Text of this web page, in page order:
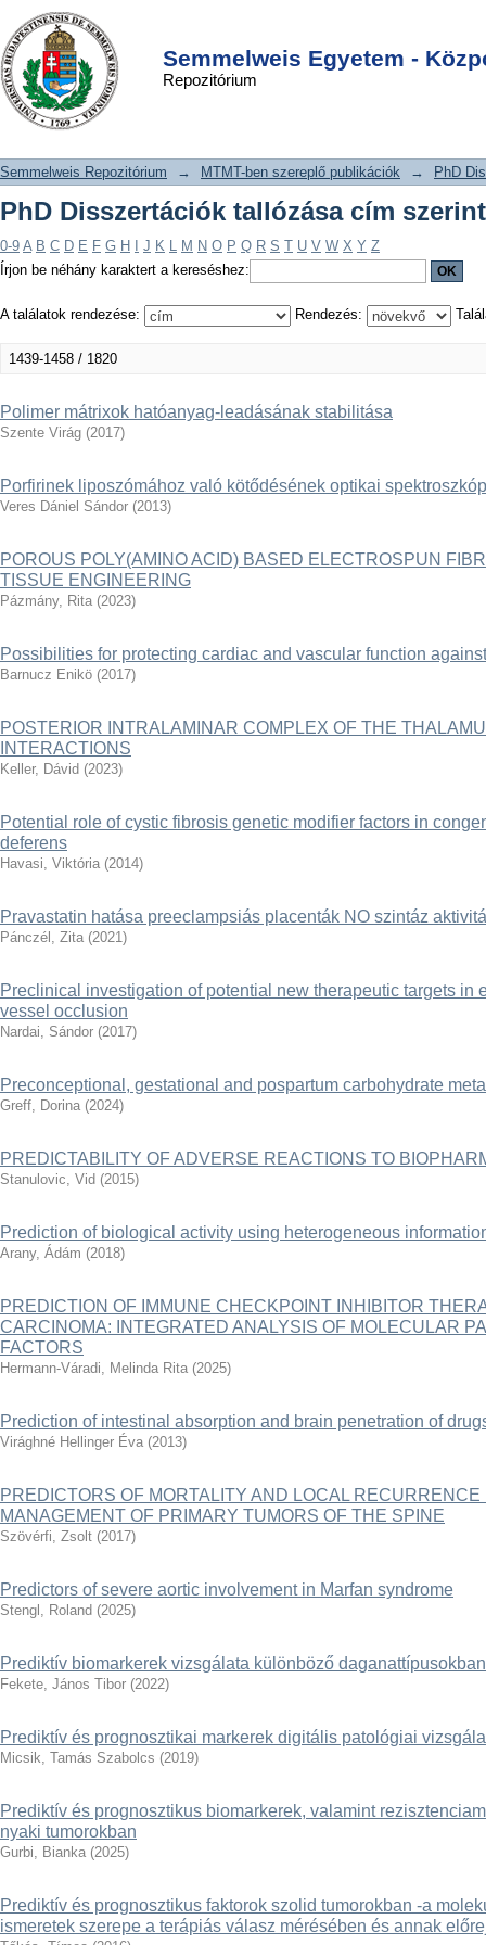
Semmelweis Egyetem -
Repozitórium
PhD Disszertációk tallózása cím
szerint
DSpace/Manakin Repository
Semmelweis Repozitórium → MTMT-ben szereplő publikációk → PhD
PhD Disszertációk tallózása cím szerint
0-9 A B C D E F G H J K L M N O P Q R S T U V W X Y Z
Írjon be néhány karaktert a kereséshez:
A találatok rendezése: Rendezés:
1439-1458 / 1820
Polimer mátrixok hatóanyag-leadásának stabilitása
Szente Virág (2017)
Porfirinek liposzómához való kötődésének optikai
Veres Dániel Sándor (2013)
POROUS POLY(AMINO ACID) BASED ELECTROSPUN
TISSUE ENGINEERING
Pázmány, Rita (2023)
Possibilities for protecting cardiac and vascular function
Barnucz Enikö (2017)
POSTERIOR INTRALAMINAR COMPLEX OF THE
INTERACTIONS
Keller, Dávid (2023)
Potential role of cystic fibrosis genetic modifier factors in
deferens
Havasi, Viktória (2014)
Pravastatin hatása preeclampsiás placenták NO szintáz
Pánczél, Zita (2021)
Preclinical investigation of potential new therapeutic targets in
vessel occlusion
Nardai, Sándor (2017)
Preconceptional, gestational and pospartum carbohydrate
Greff, Dorina (2024)
PREDICTABILITY OF ADVERSE REACTIONS TO
Stanulovic, Vid (2015)
Prediction of biological activity using heterogeneous
Arany, Ádám (2018)
PREDICTION OF IMMUNE CHECKPOINT INHIBITOR
CARCINOMA: INTEGRATED ANALYSIS OF MOLECULAR
FACTORS
Hermann-Váradi, Melinda Rita (2025)
Prediction of intestinal absorption and brain penetration of
Virághné Hellinger Éva (2013)
PREDICTORS OF MORTALITY AND LOCAL
MANAGEMENT OF PRIMARY TUMORS OF THE SPINE
Szövérfi, Zsolt (2017)
Predictors of severe aortic involvement in Marfan syndrome
Stengl, Roland (2025)
Prediktív biomarkerek vizsgálata különböző daganattípusokban
Fekete, János Tibor (2022)
Prediktív és prognosztikai markerek digitális patológiai
Micsik, Tamás Szabolcs (2019)
Prediktív és prognosztikus biomarkerek, valamint
nyaki tumorokban
Gurbi, Bianka (2025)
Prediktív és prognosztikus faktorok szolid tumorokban -a
ismeretek szerepe a terápiás válasz mérésében és annak